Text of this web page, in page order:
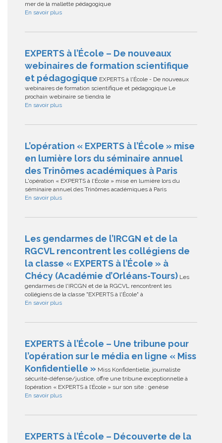
mer de la mallette pédagogique
En savoir plus
EXPERTS à l’École – De nouveaux
webinaires de formation scientifique
et pédagogique EXPERTS à l'École - De nouveaux
webinaires de formation scientifique et pédagogique Le
prochain webinaire se tiendra le
En savoir plus
L’opération « EXPERTS à l’École » mise
en lumière lors du séminaire annuel
des Trinômes académiques à Paris
L'opération « EXPERTS à l'École » mise en lumière lors du
séminaire annuel des Trinômes académiques à Paris
En savoir plus
Les gendarmes de l’IRCGN et de la
RGCVL rencontrent les collégiens de
la classe « EXPERTS à l’École » à
Chécy (Académie d’Orléans-Tours) Les
gendarmes de l'IRCGN et de la RGCVL rencontrent les
collégiens de la classe "EXPERTS à l'École" à
En savoir plus
EXPERTS à l’École – Une tribune pour
l’opération sur le média en ligne « Miss
Konfidentielle » Miss Konfidentielle, journaliste
sécurité-défense/justice, offre une tribune exceptionnelle à
l’opération « EXPERTS à l’École » sur son site : genèse
En savoir plus
EXPERTS à l’École – Découverte de la